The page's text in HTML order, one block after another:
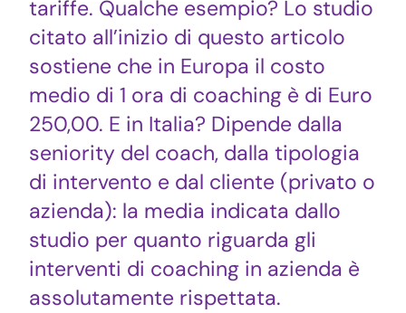
tariffe. Qualche esempio? Lo studio
citato all’inizio di questo articolo
sostiene che in Europa il costo
medio di 1 ora di coaching è di Euro
250,00. E in Italia? Dipende dalla
seniority del coach, dalla tipologia
di intervento e dal cliente (privato o
azienda): la media indicata dallo
studio per quanto riguarda gli
interventi di coaching in azienda è
assolutamente rispettata.